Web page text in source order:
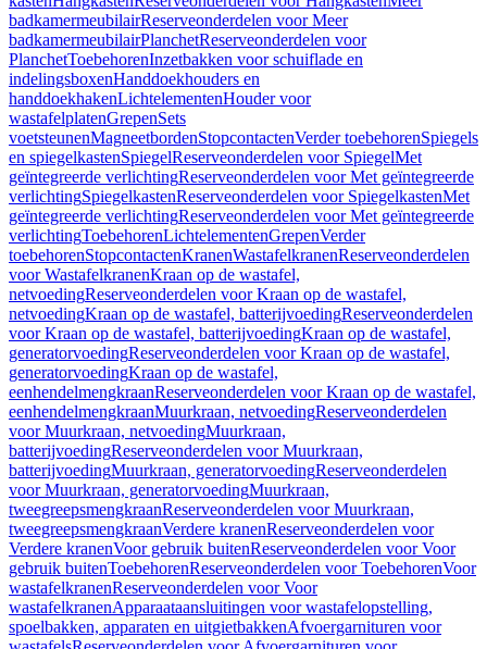
badkamermeubilairReserveonderdelen voor Meer
badkamermeubilairPlanchetReserveonderdelen voor
PlanchetToebehorenInzetbakken voor schuiflade en
indelingsboxenHanddoekhouders en
handdoekhakenLichtelementenHouder voor
wastafelplatenGrepenSets
voetsteunenMagneetbordenStopcontactenVerder toebehorenSpiegels
en spiegelkastenSpiegelReserveonderdelen voor SpiegelMet
geïntegreerde verlichtingReserveonderdelen voor Met geïntegreerde
verlichtingSpiegelkastenReserveonderdelen voor SpiegelkastenMet
geïntegreerde verlichtingReserveonderdelen voor Met geïntegreerde
verlichtingToebehorenLichtelementenGrepenVerder
toebehorenStopcontactenKranenWastafelkranenReserveonderdelen
voor WastafelkranenKraan op de wastafel,
netvoedingReserveonderdelen voor Kraan op de wastafel,
netvoedingKraan op de wastafel, batterijvoedingReserveonderdelen
voor Kraan op de wastafel, batterijvoedingKraan op de wastafel,
generatorvoedingReserveonderdelen voor Kraan op de wastafel,
generatorvoedingKraan op de wastafel,
eenhendelmengkraanReserveonderdelen voor Kraan op de wastafel,
eenhendelmengkraanMuurkraan, netvoedingReserveonderdelen
voor Muurkraan, netvoedingMuurkraan,
batterijvoedingReserveonderdelen voor Muurkraan,
batterijvoedingMuurkraan, generatorvoedingReserveonderdelen
voor Muurkraan, generatorvoedingMuurkraan,
tweegreepsmengkraanReserveonderdelen voor Muurkraan,
tweegreepsmengkraanVerdere kranenReserveonderdelen voor
Verdere kranenVoor gebruik buitenReserveonderdelen voor Voor
gebruik buitenToebehorenReserveonderdelen voor ToebehorenVoor
wastafelkranenReserveonderdelen voor Voor
wastafelkranenApparaataansluitingen voor wastafelopstelling,
spoelbakken, apparaten en uitgietbakkenAfvoergarnituren voor